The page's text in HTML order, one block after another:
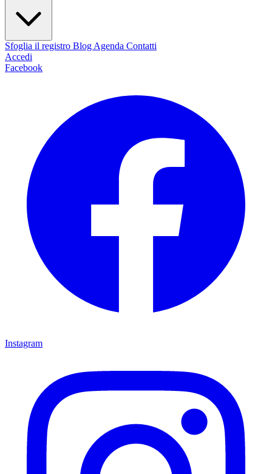
Sfoglia il registro Blog Agenda Contatti
Accedi
Facebook
Instagram